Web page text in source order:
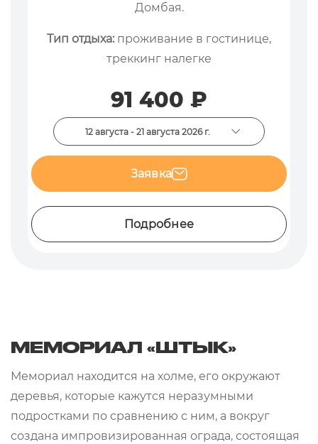
Домбая.
Тип отдыха: проживание в гостинице,
треккинг налегке
91 400 ₽
12 августа - 21 августа 2026 г.
Подробнее
Заявка
МЕМОРИАЛ «ШТЫК»
Мемориал находится на холме, его окружают
деревья, которые кажутся неразумными
подростками по сравнению с ним, а вокруг
создана импровизированная ограда, состоящая